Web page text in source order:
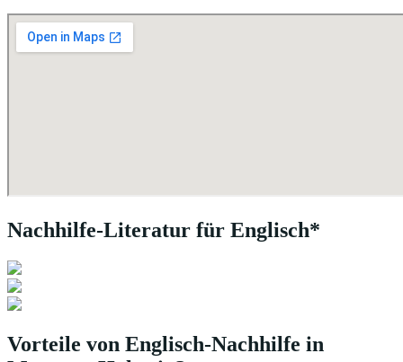
Nachhilfe-Literatur für Englisch*
Vorteile von Englisch-Nachhilfe in